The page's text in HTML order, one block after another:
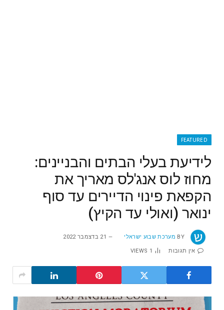
FEATURED
לידיעת בעלי הבתים והבניינים:
מחוז לוס אנג'לס מאריך את
הקפאת פינוי הדיירים עד סוף
ינואר (ואולי עד הקיץ)
BY מערכת שבוע ישראלי 21 בדצמבר 2022
אין תגובות 1
VIEWS